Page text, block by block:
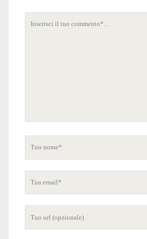
commento
nome
email
sito
internet